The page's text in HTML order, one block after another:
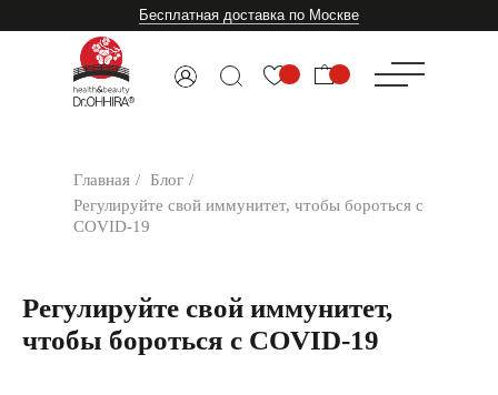
Бесплатная доставка по Москве
Главная / Блог /
Регулируйте свой иммунитет, чтобы бороться с
COVID-19
Регулируйте свой иммунитет,
чтобы бороться с COVID-19